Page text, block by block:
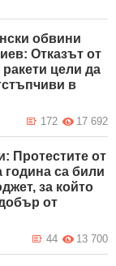
обвини
Отказът от
цели да
в
17 692
172
Протестите от
година са били
за който
от
13 700
44